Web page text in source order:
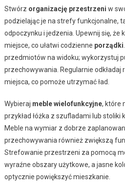
Stwórz organizację przestrzeni w
podzielając je na strefy funkcjonalne,
odpoczynku i jedzenia. Upewnij się, że
miejsce, co ułatwi codzienne porządki
przedmiotów na widoku; wykorzystuj
przechowywania. Regularnie
miejsca, co pomoże utrzymać ład.
Wybieraj meble wielofunkcyjne, które
przykład łóżka z szufladami lub stoliki
Meble na wymiar z dobrze
przechowywania również zwiększą
Strefowanie przestrzeni za pomocą
wyraźne obszary użytkowe, a jasne
optycznie powiększyć mieszkanie.